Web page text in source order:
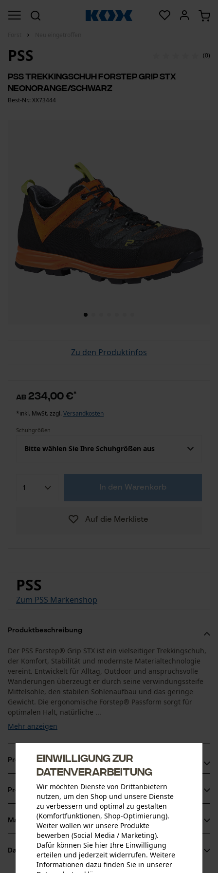
PSS (0)
PSS Trekkingschuh Forstep Grip STX
Neonorange/Schwarz
Best-Nr.: XX73444
Zu den Produktinfos
ab 234,00 €*
*inkl. MwSt. zzgl. Versandkosten
Schuhgrößen
Bitte wählen Sie Ihre Schuhgrößen aus
In den Warenkorb
Auf die Merkliste
PSS
Zum PSS Markenshop
Produktbeschreibung
Der PSS Forstep® Grip STX ist ein vielseitiger Trekkingschuh,
der Komfort, Stabilität und modernste Materialtechnologie
vereint. Entwickelt für Alltag, Outdoor und anspruchsvolle
Wanderungen überzeugt er durch seine verwindungssteife
Mittelsohle, den stabilen Sohlenaufbau und das geringe
Gewicht. Die ergonomische Forstep® Passform sorgt für
optimalen Halt, natürliche ...
Mehr anzeigen
Produktvorteile
Obermaterial
Unterstützendes Fußbett aus recyceltem Kork und
Schaumstoff
Extrem abriebfester und dornenresistenter Perspair-
Schaft
Produktinformationen
Produktdetails
Aktivitätstyp
Wandern
Material & Pflege
Material
Datenblätter
Produktsicherheitsdatenblatt (PDF)
Einwilligung zur
Datenverarbeitung
Wir möchten Dienste von Drittanbietern
nutzen, um den Shop und unsere Dienste
zu verbessern und optimal zu gestalten
(Komfortfunktionen, Shop-Optimierung).
Weiter wollen wir unsere Produkte
bewerben (Social Media / Marketing).
Dafür können Sie hier Ihre Einwilligung
erteilen und jederzeit widerrufen. Weitere
Informationen dazu finden Sie in unserer